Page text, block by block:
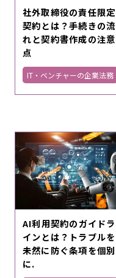
社外取締役の責任限定
契約とは？手続きの流
れと契約書作成の注意
点
IT・ベンチャーの企業法務
AI利用契約のガイドラ
インとは？トラブルを
未然に防ぐ条項を個別
に.